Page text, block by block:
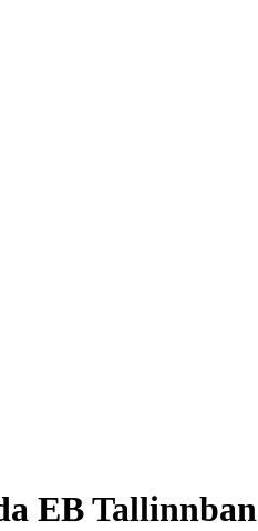
EB Tallinnban